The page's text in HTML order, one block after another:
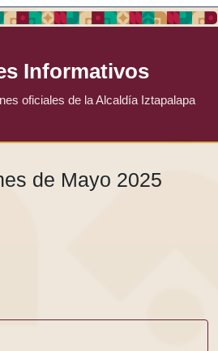
Informativos
oficiales de la Alcaldía Iztapalapa
de Mayo 2025